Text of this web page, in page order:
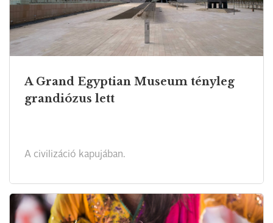
A Grand Egyptian Museum tényleg
grandiózus lett
A civilizáció kapujában.